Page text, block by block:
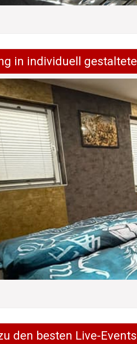
in individuell
den besten Live-Events